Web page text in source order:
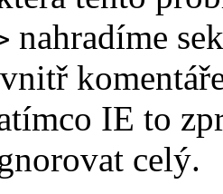
nahradíme
IE to
celý.